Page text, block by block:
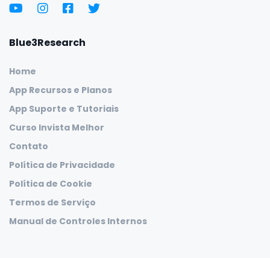
Blue3Research
Home
App Recursos e Planos
App Suporte e Tutoriais
Curso Invista Melhor
Contato
Política de Privacidade
Política de Cookie
Termos de Serviço
Manual de Controles Internos